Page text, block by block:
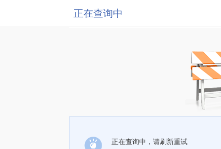
正在查询中
正在查询中，请刷新重试